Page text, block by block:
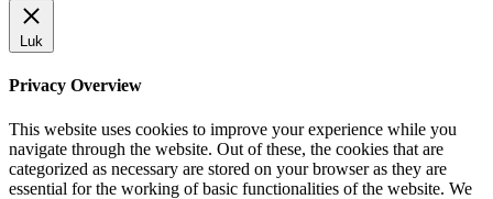
Luk
Privacy Overview
This website uses cookies to improve your experience while you
navigate through the website. Out of these, the cookies that are
categorized as necessary are stored on your browser as they are
essential for the working of basic functionalities of the website. We